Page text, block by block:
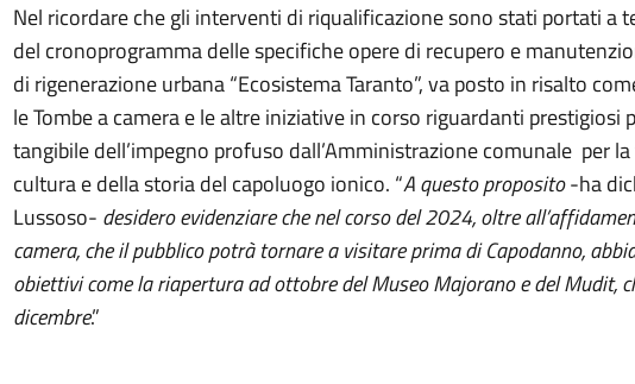
Nel ricordare che gli interventi di riqualificazione sono stati portati a
del cronoprogramma delle specifiche opere di recupero e
di rigenerazione urbana “Ecosistema Taranto”, va posto in risalto
le Tombe a camera e le altre iniziative in corso riguardanti prestigiosi
tangibile dell’impegno profuso dall’Amministrazione comunale per
cultura e della storia del capoluogo ionico. “A questo proposito-ha
Lussoso- desidero evidenziare che nel corso del 2024, oltre
camera, che il pubblico potrà tornare a visitare prima di Capodanno,
obiettivi come la riapertura ad ottobre del Museo Majorano e del Mudit,
dicembre.”